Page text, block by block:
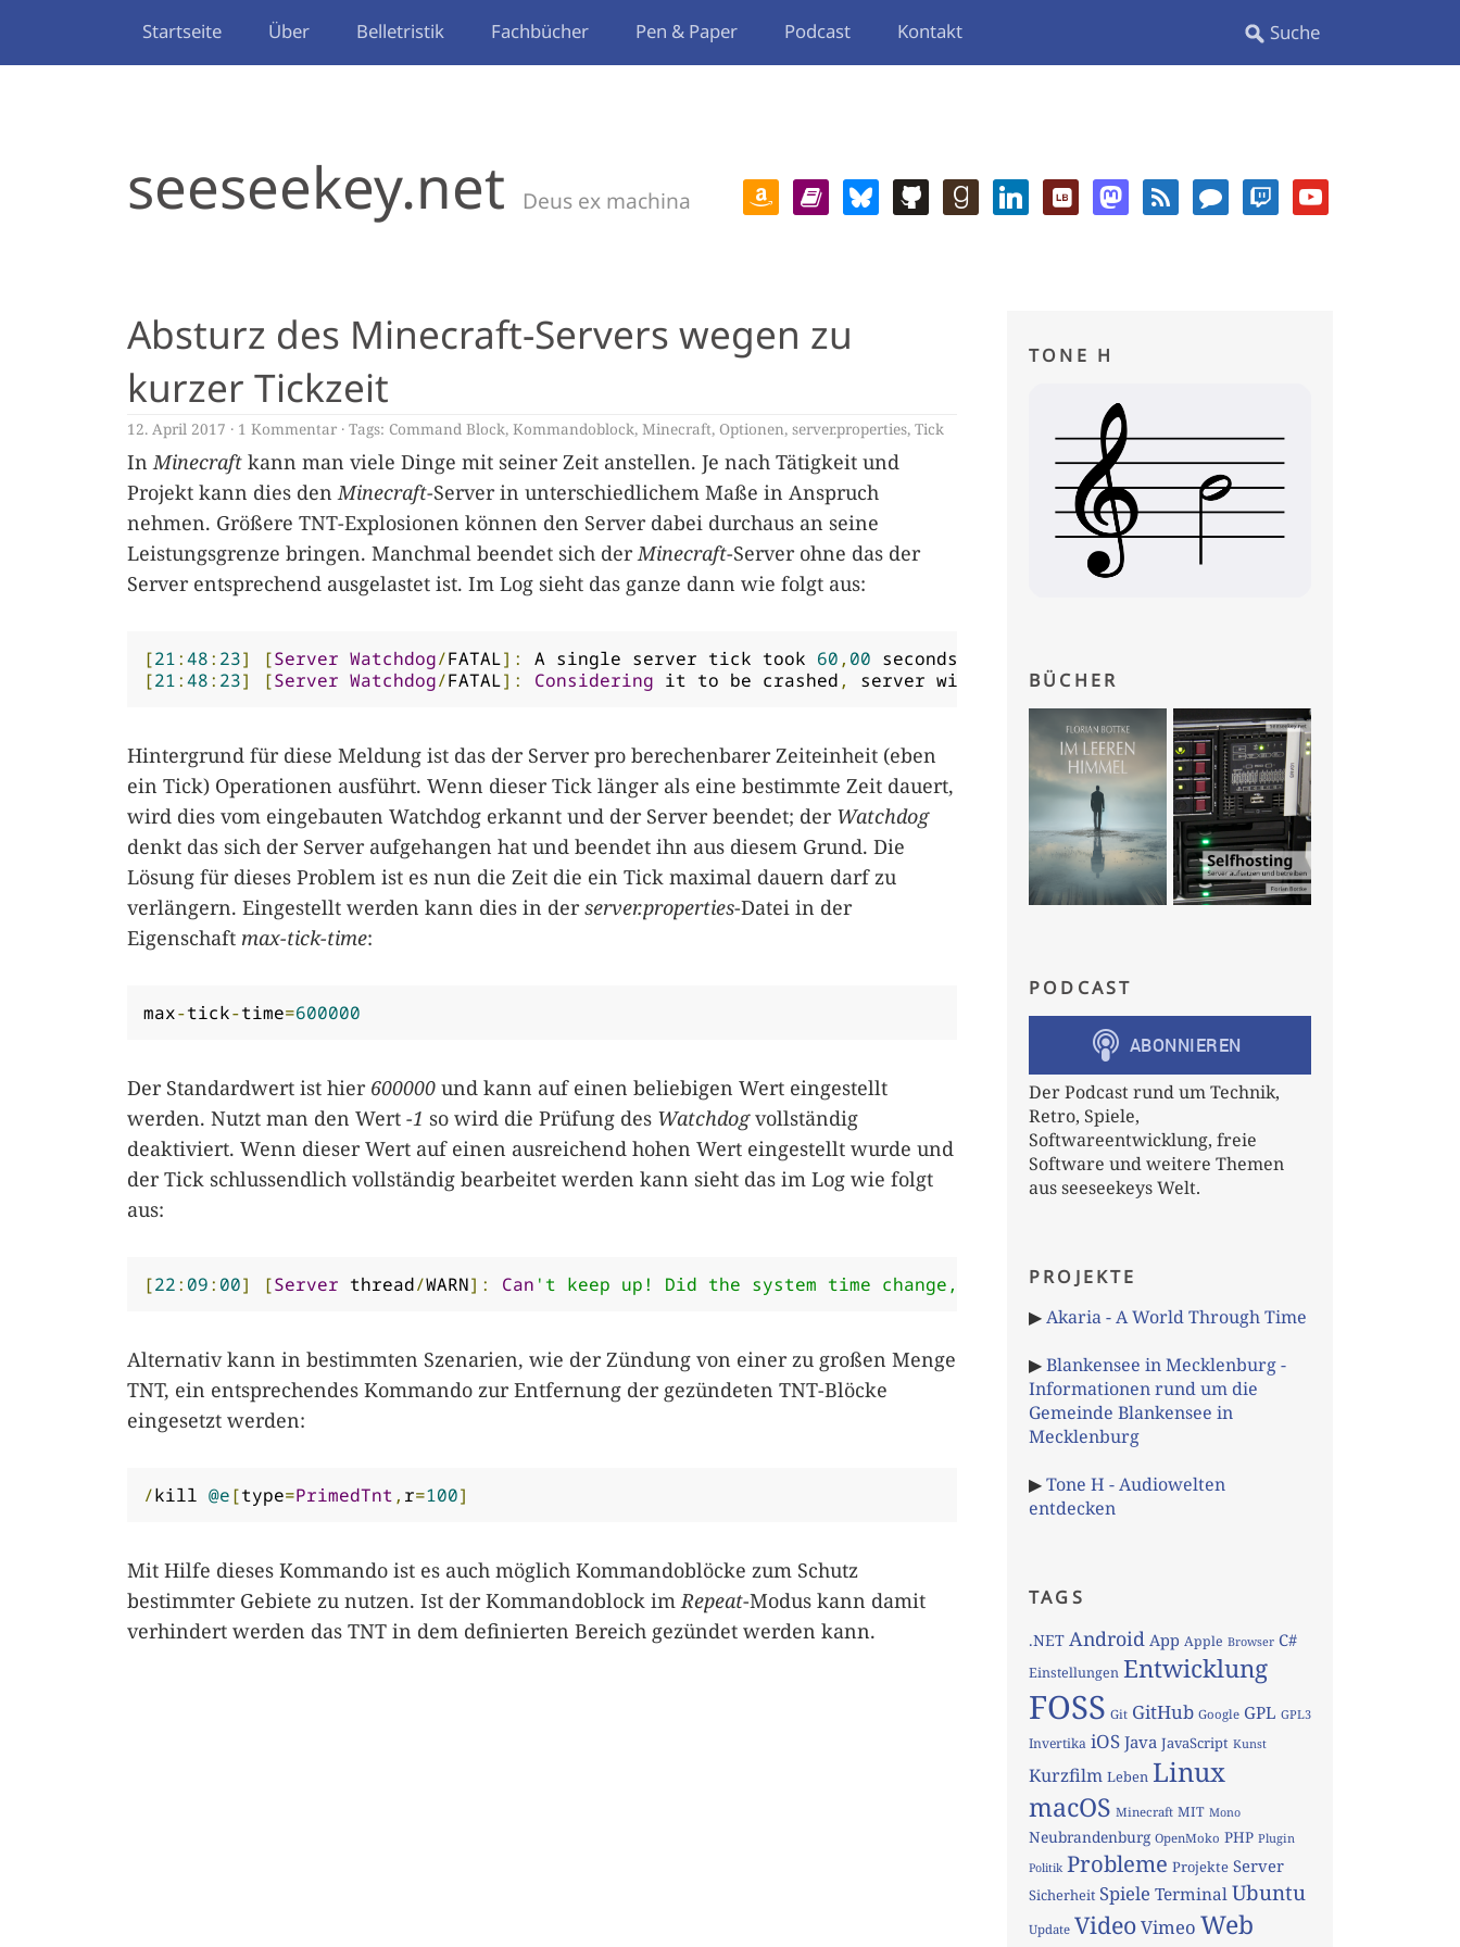
Startseite Über Belletristik Fachbücher Pen & Paper Podcast Kontakt
seeseekey.net Deus ex machina
Absturz des Minecraft-Servers wegen zu
kurzer Tickzeit
12. April 2017 1 Kommentar Tags: Command Block, Kommandoblock, Minecraft, Optionen, server.properties, Tick
InMinecraft kann man viele Dinge mit seiner Zeit anstellen. Je nach Tätigkeit und
Projekt kann dies denMinecraft-Server in unterschiedlichem Maße in Anspruch
nehmen. Größere TNT-Explosionen können den Server dabei durchaus an seine
Leistungsgrenze bringen. Manchmal beendet sich derMinecraft-Server ohne das der
Server entsprechend ausgelastet ist. Im Log sieht das ganze dann wie folgt aus:
[21:48: 23] [Server Watchdog/FATAL]: A single server tick took 60 , 00 seconds
[21:48: 23] [Server Watchdog/FATAL]: Considering it to be crashed , server will forcibly shutdown
Hintergrund für diese Meldung ist das der Server pro berechenbarer Zeiteinheit (eben
ein Tick) Operationen ausführt. Wenn dieser Tick länger als eine bestimmte Zeit dauert,
wird dies vom eingebauten Watchdog erkannt und der Server beendet; der Watchdog
denkt das sich der Server aufgehangen hat und beendet ihn aus diesem Grund. Die
Lösung für dieses Problem ist es nun die Zeit die ein Tick maximal dauern darf zu
verlängern. Eingestellt werden kann dies in derserver.properties-Datei in der
Eigenschaft max-tick-time:
max-tick-time=600000
Der Standardwert ist hier 600000 und kann auf einen beliebigen Wert eingestellt
werden. Nutzt man den Wert -1 so wird die Prüfung des Watchdogvollständig
deaktiviert. Wenn dieser Wert auf einen ausreichend hohen Wert eingestellt wurde und
der Tick schlussendlich vollständig bearbeitet werden kann sieht das im Log wie folgt
aus:
[22: 09: 00] [Server thread/WARN]: Can 't keep up! Did the system time change, or is the server overloaded? Running
Alternativ kann in bestimmten Szenarien, wie der Zündung von einer zu großen Menge
TNT, ein entsprechendes Kommando zur Entfernung der gezündeten TNT-Blöcke
eingesetzt werden:
/kill @e[type=PrimedTnt , r=100]
Mit Hilfe dieses Kommando ist es auch möglich Kommandoblöcke zum Schutz
bestimmter Gebiete zu nutzen. Ist der Kommandoblock imRepeat-Modus kann damit
verhindert werden das TNT in dem definierten Bereich gezündet werden kann.
TONE H
BÜCHER
PODCAST
Der Podcast rund um Technik,
Retro, Spiele,
Softwareentwicklung, freie
Software und weitere Themen
aus seeseekeys Welt.
PROJEKTE
▶Akaria - A World Through Time
▶Blankensee in Mecklenburg -
Informationen rund um die
Gemeinde Blankensee in
Mecklenburg
▶Tone H - Audiowelten
entdecken
TAGS
.NET Android App Apple Browser C#
Einstellungen Entwicklung
FOSS Git GitHub Google GPL GPL3
Invertika iOS Java JavaScript Kunst
Kurzfilm Leben Linux
macOS Minecraft MIT Mono
Neubrandenburg OpenMoko PHP Plugin
Politik Probleme Projekte Server
Sicherheit Spiele TerminalUbuntu
Update VideoVimeo Web